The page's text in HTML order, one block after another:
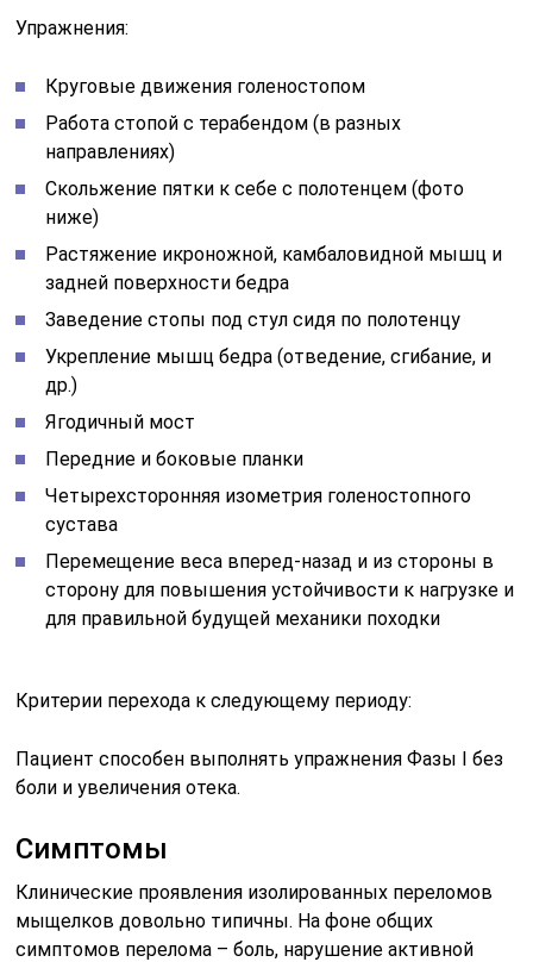
Упражнения:
Круговые движения голеностопом
Работа стопой с терабендом (в разных
направлениях)
Скольжение пятки к себе с полотенцем (фото
ниже)
Растяжение икроножной, камбаловидной мышц и
задней поверхности бедра
Заведение стопы под стул сидя по полотенцу
Укрепление мышц бедра (отведение, сгибание, и
др.)
Ягодичный мост
Передние и боковые планки
Четырехсторонняя изометрия голеностопного
сустава
Перемещение веса вперед-назад и из стороны в
сторону для повышения устойчивости к нагрузке и
для правильной будущей механики походки
Критерии перехода к следующему периоду:
Пациент способен выполнять упражнения Фазы I без
боли и увеличения отека.
Симптомы
Клинические проявления изолированных переломов
мыщелков довольно типичны. На фоне общих
симптомов перелома – боль, нарушение активной